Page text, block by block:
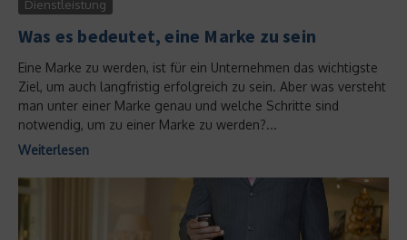
Dienstleistung
Was es bedeutet, eine Marke zu sein
Eine Marke zu werden, ist für ein Unternehmen das wichtigste
Ziel, um auch langfristig erfolgreich zu sein. Aber was versteht
man unter einer Marke genau und welche Schritte sind
notwendig, um zu einer Marke zu werden?...
Weiterlesen